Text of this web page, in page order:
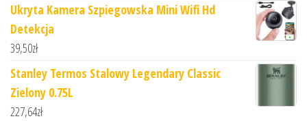
Ukryta Kamera Szpiegowska Mini Wifi Hd
Detekcja
39,50zł
Stanley Termos Stalowy Legendary Classic
Zielony 0.75L
227,64zł